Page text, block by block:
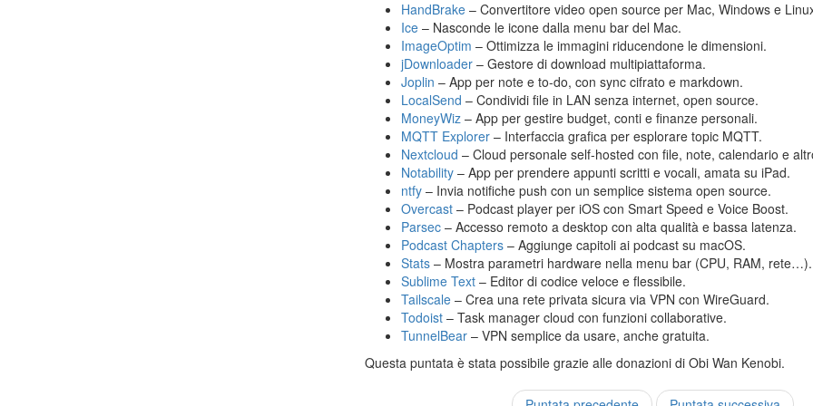
HandBrake – Convertitore video open source per Mac, Windows e
Ice – Nasconde le icone dalla menu bar del Mac.
ImageOptim – Ottimizza le immagini riducendone le dimensioni.
jDownloader – Gestore di download multipiattaforma.
Joplin – App per note e to-do, con sync cifrato e markdown.
LocalSend – Condividi file in LAN senza internet, open source.
MoneyWiz – App per gestire budget, conti e finanze personali.
MQTT Explorer – Interfaccia grafica per esplorare topic MQTT.
Nextcloud – Cloud personale self-hosted con file, note, calendario e
Notability – App per prendere appunti scritti e vocali, amata su iPad.
ntfy – Invia notifiche push con un semplice sistema open source.
Overcast – Podcast player per iOS con Smart Speed e Voice Boost.
Parsec – Accesso remoto a desktop con alta qualità e bassa latenza.
Podcast Chapters – Aggiunge capitoli ai podcast su macOS.
Stats – Mostra parametri hardware nella menu bar (CPU, RAM, rete…).
Sublime Text – Editor di codice veloce e flessibile.
Tailscale – Crea una rete privata sicura via VPN con WireGuard.
Todoist – Task manager cloud con funzioni collaborative.
TunnelBear – VPN semplice da usare, anche gratuita.
Questa puntata è stata possibile grazie alle donazioni di Obi Wan Kenobi.